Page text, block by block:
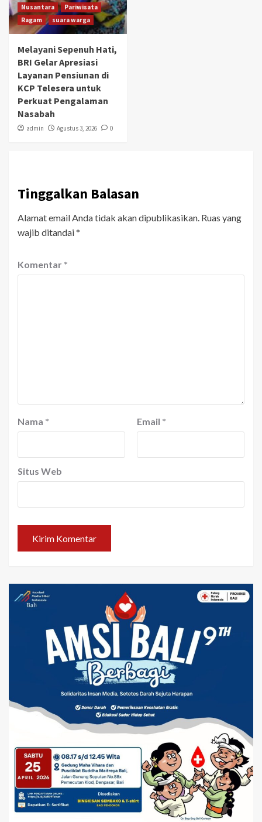
Nusantara
Pariwisata
Ragam
suara warga
Melayani Sepenuh Hati,
BRI Gelar Apresiasi
Layanan Pensiunan di
KCP Telesera untuk
Perkuat Pengalaman
Nasabah
admin Agustus 3, 2026 0
Tinggalkan Balasan
Alamat email Anda tidak akan dipublikasikan. Ruas yang
wajib ditandai*
Komentar *
Nama * Email *
Situs Web